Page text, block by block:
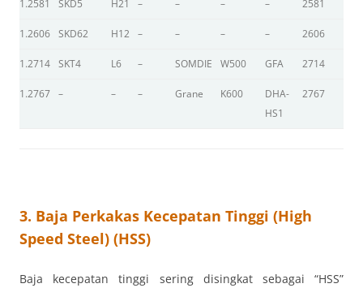
1.2581 SKD5 H21 – – – – 2581
1.2606 SKD62 H12 – – – – 2606
1.2714 SKT4 L6 – SOMDIE W500 GFA 2714
1.2767 – – – Grane K600
DHA-
HS1
2767
3. Baja Perkakas Kecepatan Tinggi (High
Speed Steel) (HSS)
Baja kecepatan tinggi sering disingkat sebagai “HSS”